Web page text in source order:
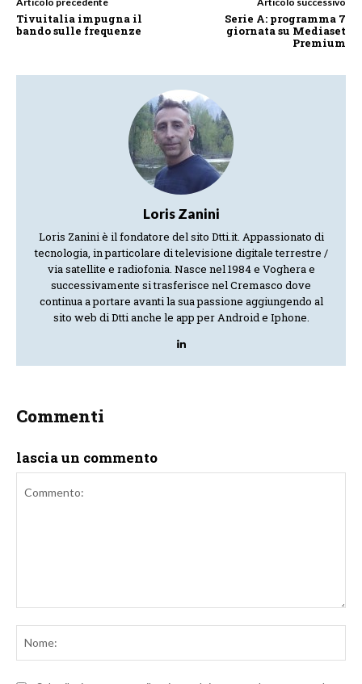
Tivuitalia impugna il
bando sulle frequenze
Serie A: programma 7
giornata su Mediaset
Premium
Loris Zanini
Loris Zanini è il fondatore del sito Dtti.it. Appassionato di
tecnologia, in particolare di televisione digitale terrestre /
via satellite e radiofonia. Nasce nel 1984 e Voghera e
successivamente si trasferisce nel Cremasco dove
continua a portare avanti la sua passione aggiungendo al
sito web di Dtti anche le app per Android e Iphone.
Commenti
lascia un commento